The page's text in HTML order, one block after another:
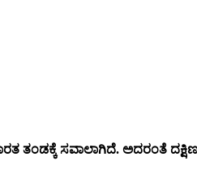
ತಂಡಕ್ಕೆ ಸವಾಲಾಗಿದೆ. ಅದರಂತೆ